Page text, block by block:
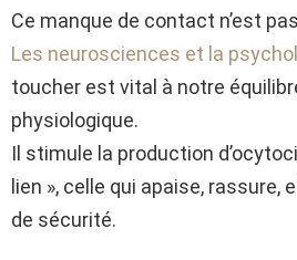
Ce manque de contact n’est
Les neurosciences et la
toucher est vital à notre
physiologique.
Il stimule la production
lien », celle qui apaise, rassure,
de sécurité.